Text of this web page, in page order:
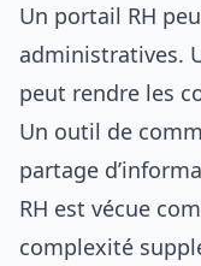
Un portail RH
administratives.
peut rendre les
Un outil de
partage
RH est vécue
complexité